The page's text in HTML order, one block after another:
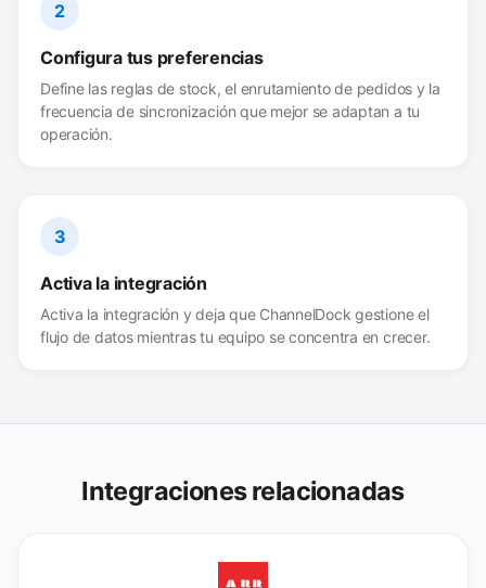
2
Configura tus preferencias
Define las reglas de stock, el enrutamiento de pedidos y la
frecuencia de sincronización que mejor se adaptan a tu
operación.
3
Activa la integración
Activa la integración y deja que ChannelDock gestione el
flujo de datos mientras tu equipo se concentra en crecer.
Integraciones relacionadas